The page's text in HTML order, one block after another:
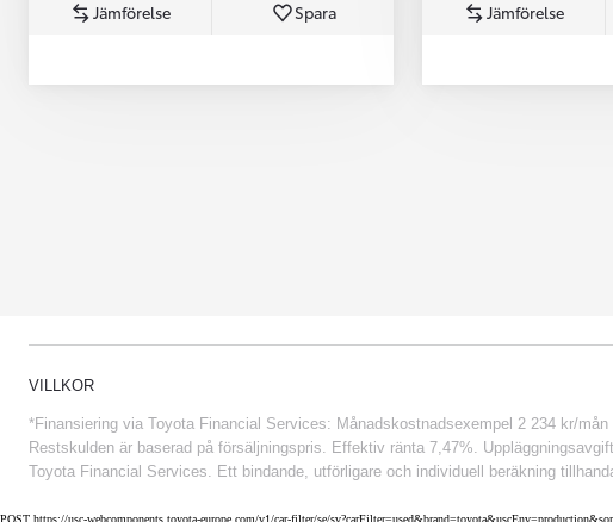
Jämförelse Spara Jämförelse
VILLKOR
*Finansiering via Toyota Financial Services: Månadskostnadsexempel 2 234 kr/
Restskulden är baserad på försäljningspris. Effektiv ränta 7,47%.
Toyota Financial Services. Ett bindande, utförligare och individuell beräkning
POST https://usc-webcomponents.toyota-europe.com/v1/car-filter/se/